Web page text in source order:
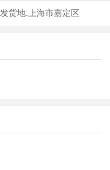
发货地: 上海市嘉定区